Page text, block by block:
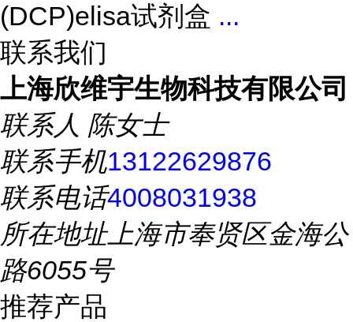
(DCP)elisa试剂盒 ...
联系我们
上海欣维宇生物科技有限公司
联系人 陈女士
联系手机13122629876
联系电话4008031938
所在地址上海市奉贤区金海公
路6055号
推荐产品